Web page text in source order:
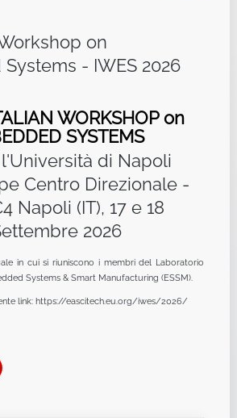
on
- IWES 2026
WORKSHOP on
SYSTEMS
di Napoli
Centro Direzionale -
Napoli (IT), 17 e 18
2026
in cui si riuniscono i membri del Laboratorio
Systems & Smart Manufacturing (ESSM).
link: https://eascitech.eu.org/iwes/2026/